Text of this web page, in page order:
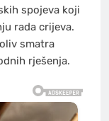
spojeva koji
rada crijeva.
smatra
rješenja.